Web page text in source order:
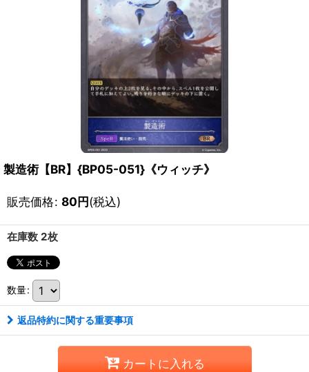
製造術【BR】{BP05-051}《ウィッチ》
販売価格: 80円(税込)
在庫数 2枚
数量:
返品特約に関する重要事項
カートに入れる